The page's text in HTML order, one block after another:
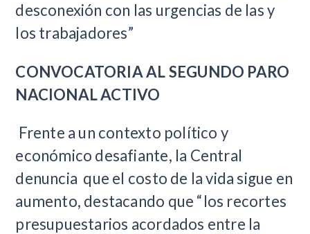
desconexión con las urgencias de las y
los trabajadores”
CONVOCATORIA AL SEGUNDO PARO
NACIONAL ACTIVO
Frente a un contexto político y
económico desafiante, la Central
denuncia que el costo de la vida sigue en
aumento, destacando que “los recortes
presupuestarios acordados entre la